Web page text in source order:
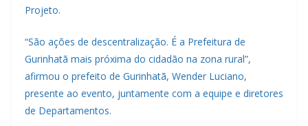
Projeto.
“São ações de descentralização. É a Prefeitura de
Gurinhatã mais próxima do cidadão na zona rural”,
afirmou o prefeito de Gurinhatã, Wender Luciano,
presente ao evento, juntamente com a equipe e diretores
de Departamentos.